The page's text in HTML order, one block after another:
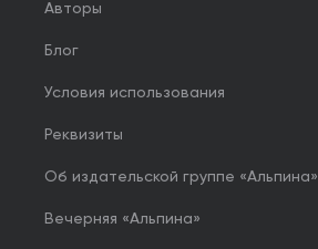
Авторы
Блог
Условия использования
Реквизиты
Об издательской группе «Альпина»
Вечерняя «Альпина»